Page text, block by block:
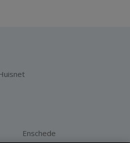
Enschede